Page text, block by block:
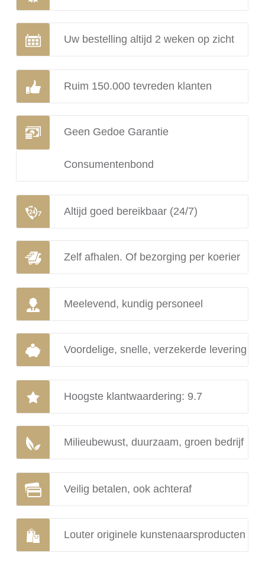
Uw bestelling altijd 2 weken op zicht
Ruim 150.000 tevreden klanten
Geen Gedoe Garantie
Consumentenbond
Altijd goed bereikbaar (24/7)
Zelf afhalen. Of bezorging per koerier
Meelevend, kundig personeel
Voordelige, snelle, verzekerde levering
Hoogste klantwaardering: 9.7
Milieubewust, duurzaam, groen bedrijf
Veilig betalen, ook achteraf
Louter originele kunstenaarsproducten